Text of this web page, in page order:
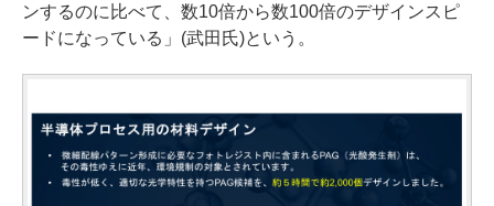
ンするのに比べて、数10倍から数100倍のデザインスピ
ードになっている」(武田氏)という。